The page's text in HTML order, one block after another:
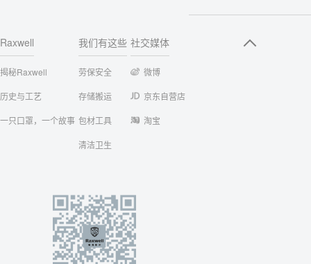
Raxwell
揭秘Raxwell
历史与工艺
一只口罩，一个故事
我们有这些
劳保安全
存储搬运
包材工具
清洁卫生
社交媒体
微博
京东自营店
淘宝